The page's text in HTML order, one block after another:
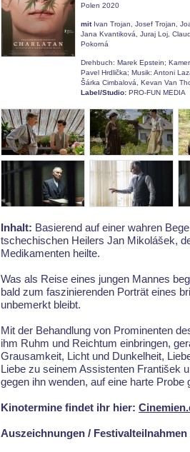
Polen 2020
mitIvan Trojan, Josef Trojan,
Jana Kvantiková, Juraj Loj,
Pokorná
Drehbuch: Marek Epstein;
Pavel Hrdlička; Musik: Antoni
Šárka Cimbalová, Kevan Van
Label/Studio: PRO-FUN MEDIA
Inhalt: Basierend auf einer wahren
tschechischen Heilers Jan Mikolášek,
Medikamenten heilte.
Was als Reise eines jungen Mannes
bald zum faszinierenden Porträt eines
unbemerkt bleibt.
Mit der Behandlung von Prominenten
ihm Ruhm und Reichtum einbringen,
Grausamkeit, Licht und Dunkelheit,
Liebe zu seinem Assistenten František
gegen ihn wenden, auf eine harte
Kinotermine findet ihr hier:
Auszeichnungen /